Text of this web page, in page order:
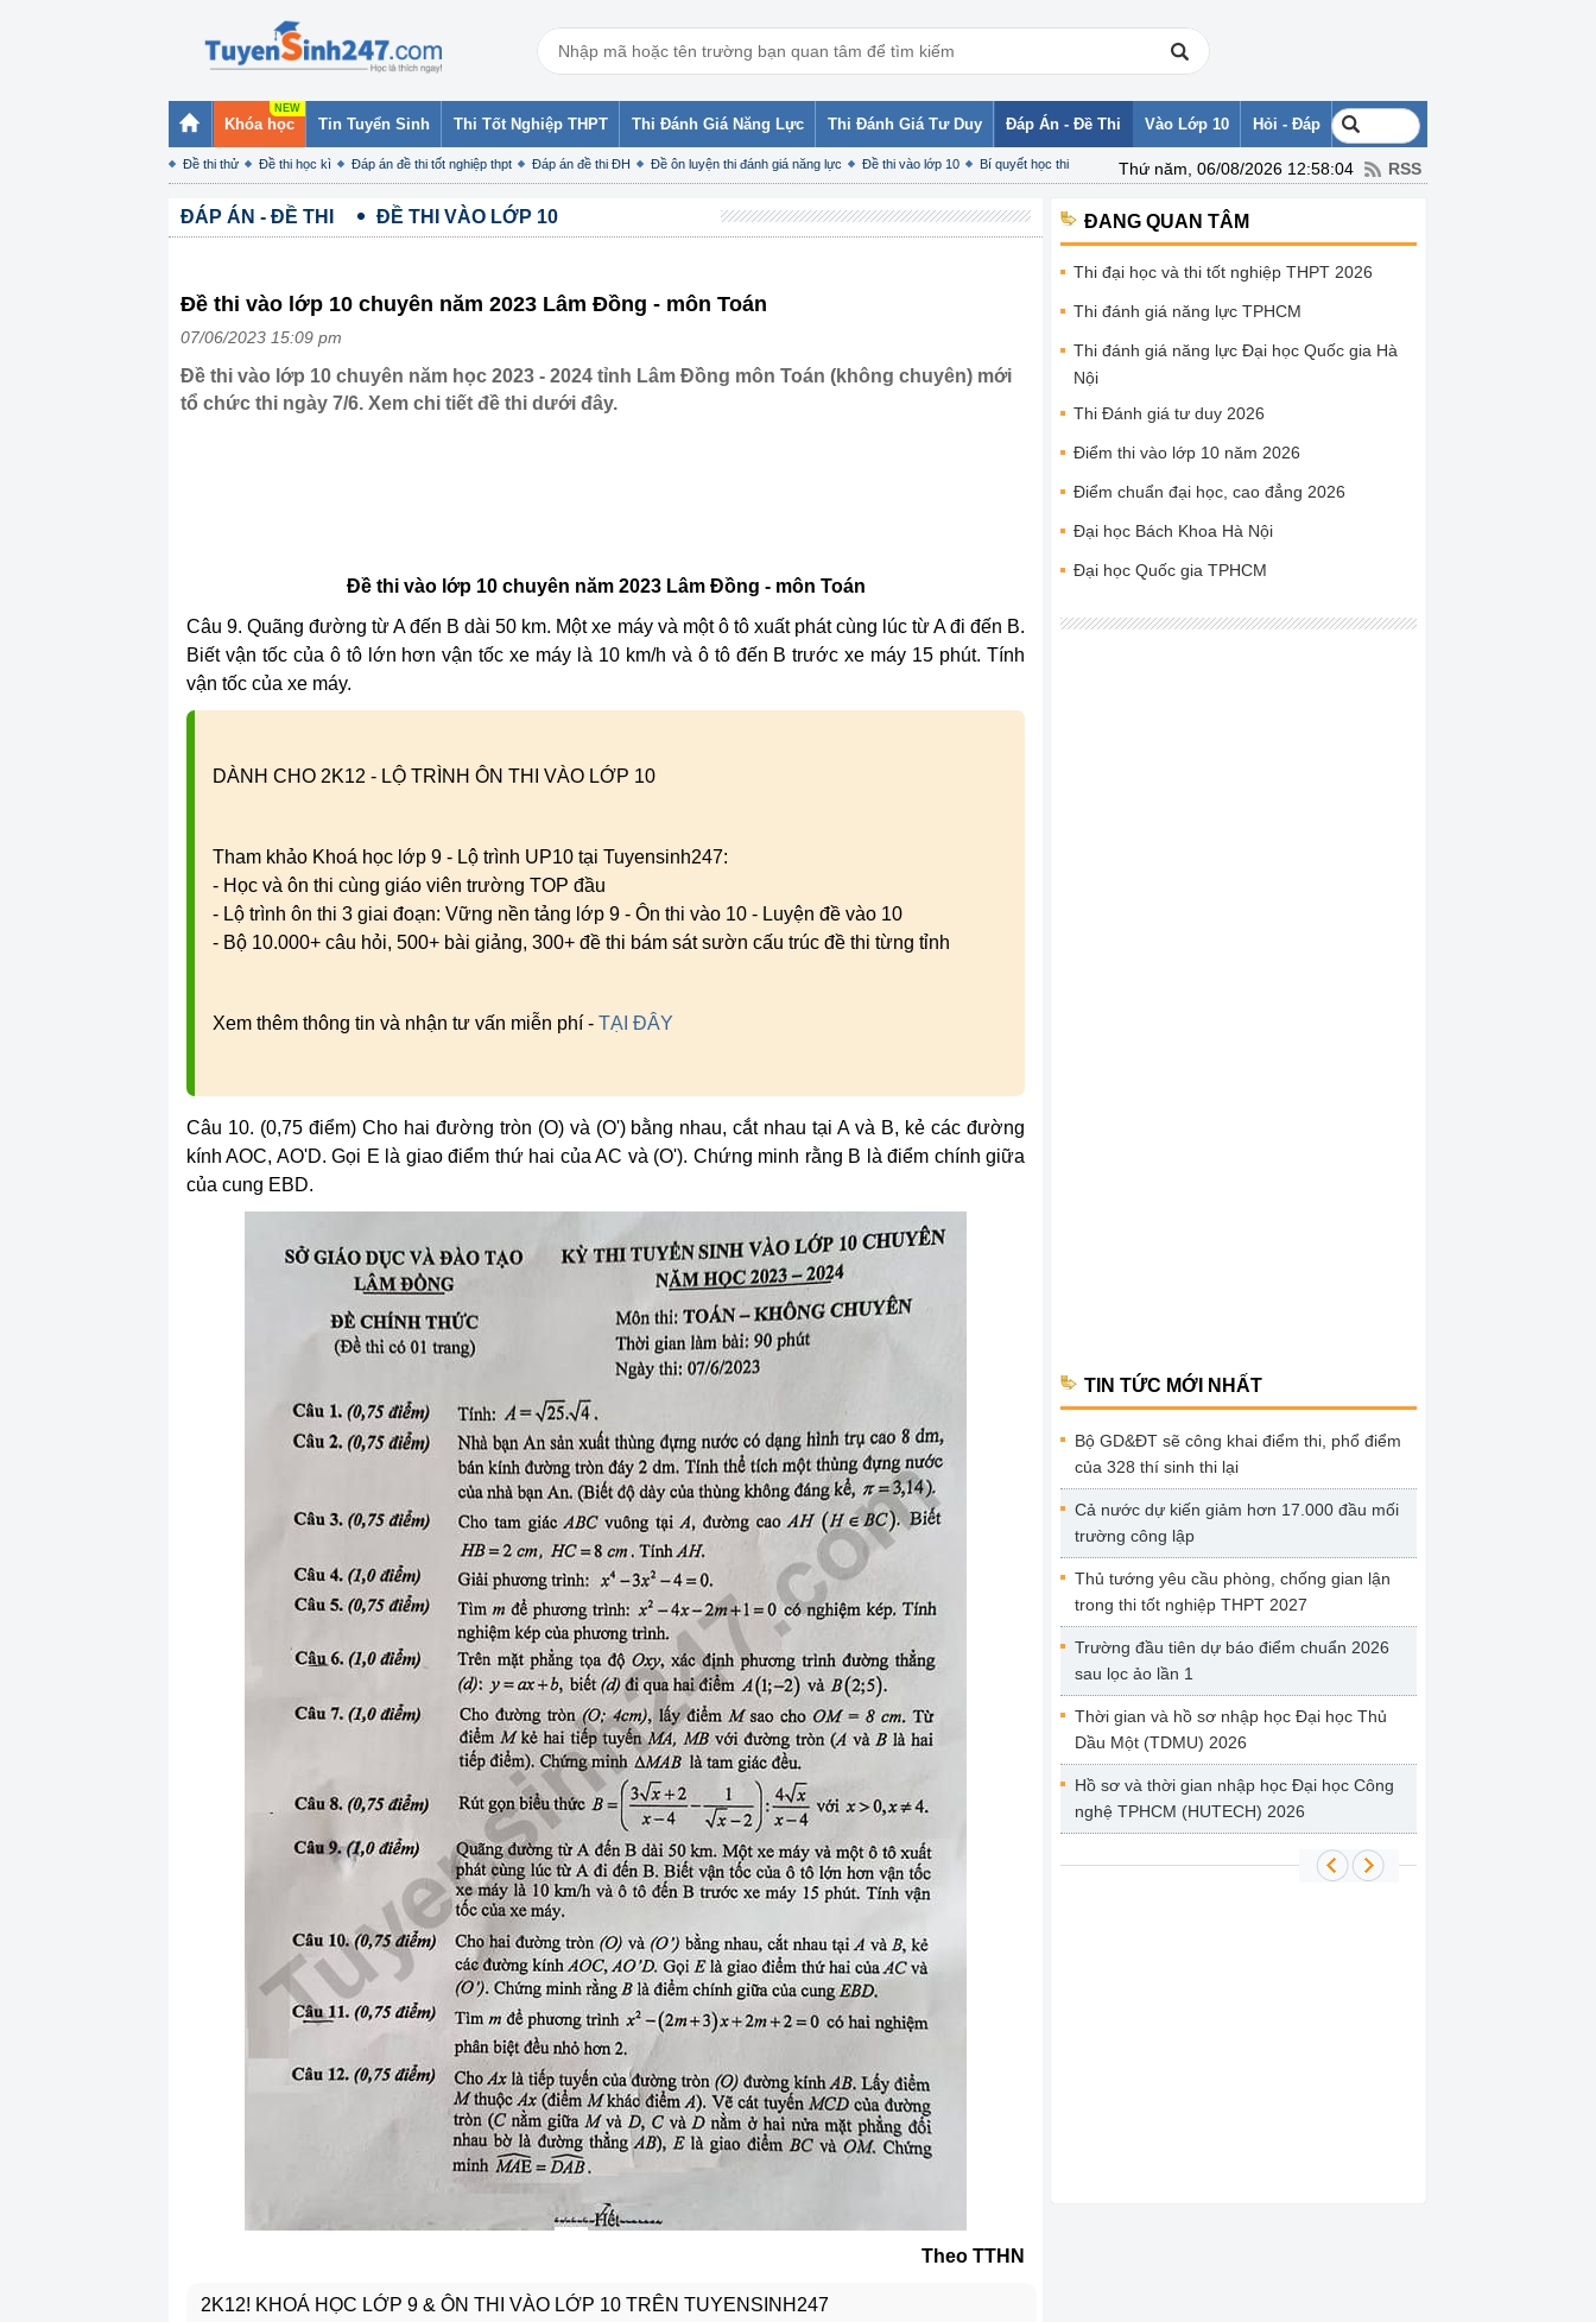
Khóa học Tin Tuyển Sinh Thi Tốt Nghiệp THPT Thi Đánh Giá Năng Lực Thi Đánh Giá Tư Duy Đáp Án - Đề Thi
Đề thi thử Đề thi học kì Đáp án đề thi tốt nghiệp thpt Đáp án đề thi ĐH Đề ôn luyện thi đánh giá năng lực Đề thi vào lớp 10 Bí quyết học thi
Vào Lớp 10 Hỏi - Đáp
Thứ năm, 06/08/2026 12:58:04 RSS
ĐÁP ÁN - ĐỀ THI ĐỀ THI VÀO LỚP 10
Đề thi vào lớp 10 chuyên năm 2023 Lâm Đồng - môn Toán
07/06/2023 15:09 pm
Đề thi vào lớp 10 chuyên năm học 2023 - 2024 tỉnh Lâm Đồng môn Toán (không chuyên) mới
tổ chức thi ngày 7/6. Xem chi tiết đề thi dưới đây.
Đề thi vào lớp 10 chuyên năm 2023 Lâm Đồng - môn Toán
Câu 9. Quãng đường từ A đến B dài 50 km. Một xe máy và một ô tô xuất phát cùng lúc từ A đi đến B.
Biết vận tốc của ô tô lớn hơn vận tốc xe máy là 10 km/h và ô tô đến B trước xe máy 15 phút. Tính
vận tốc của xe máy.
DÀNH CHO 2K12 - LỘ TRÌNH ÔN THI VÀO LỚP 10
Tham khảo Khoá học lớp 9 - Lộ trình UP10 tại Tuyensinh247:
- Học và ôn thi cùng giáo viên trường TOP đầu
- Lộ trình ôn thi 3 giai đoạn: Vững nền tảng lớp 9 - Ôn thi vào 10 - Luyện đề vào 10
- Bộ 10.000+ câu hỏi, 500+ bài giảng, 300+ đề thi bám sát sườn cấu trúc đề thi từng tỉnh
Xem thêm thông tin và nhận tư vấn miễn phí - TẠI ĐÂY
Câu 10. (0,75 điểm) Cho hai đường tròn (O) và (O') bằng nhau, cắt nhau tại A và B, kẻ các đường
kính AOC, AO'D. Gọi E là giao điểm thứ hai của AC và (O'). Chứng minh rằng B là điểm chính giữa
của cung EBD.
Theo TTHN
2K12! KHOÁ HỌC LỚP 9 & ÔN THI VÀO LỚP 10 TRÊN TUYENSINH247
ĐANG QUAN TÂM
Thi đại học và thi tốt nghiệp THPT 2026
Thi đánh giá năng lực TPHCM
Thi đánh giá năng lực Đại học Quốc gia Hà
Nội
Thi Đánh giá tư duy 2026
Điểm thi vào lớp 10 năm 2026
Điểm chuẩn đại học, cao đẳng 2026
Đại học Bách Khoa Hà Nội
Đại học Quốc gia TPHCM
TIN TỨC MỚI NHẤT
Bộ GD&ĐT sẽ công khai điểm thi, phổ điểm
của 328 thí sinh thi lại
Cả nước dự kiến giảm hơn 17.000 đầu mối
trường công lập
Thủ tướng yêu cầu phòng, chống gian lận
trong thi tốt nghiệp THPT 2027
Trường đầu tiên dự báo điểm chuẩn 2026
sau lọc ảo lần 1
Thời gian và hồ sơ nhập học Đại học Thủ
Dầu Một (TDMU) 2026
Hồ sơ và thời gian nhập học Đại học Công
nghệ TPHCM (HUTECH) 2026